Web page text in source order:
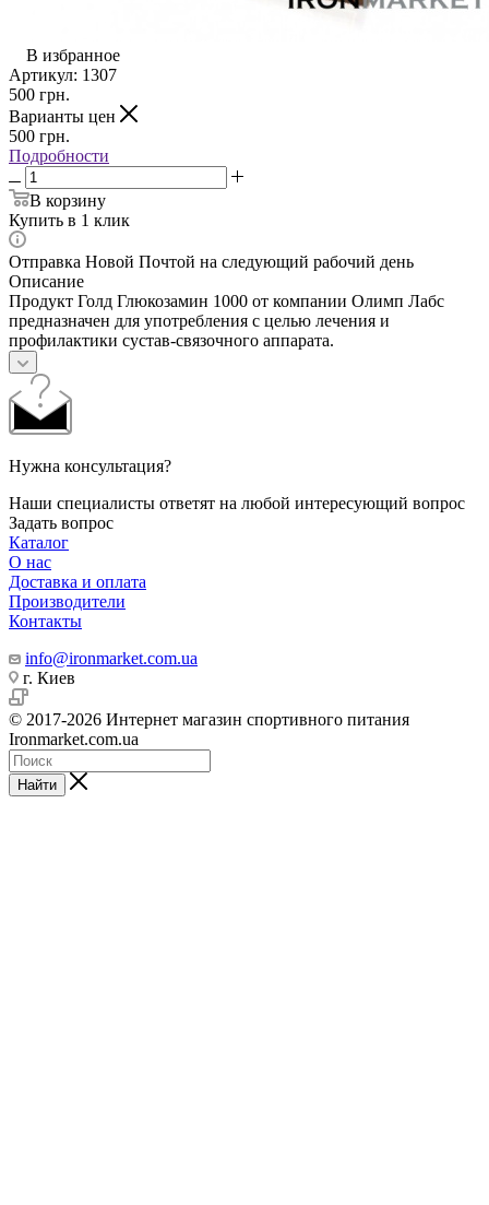
В избранное
Артикул: 1307
500 грн.
Варианты цен
500 грн.
Подробности
В корзину
Купить в 1 клик
Отправка Новой Почтой на следующий рабочий день
Описание
Продукт Голд Глюкозамин 1000 от компании Олимп Лабс
предназначен для употребления с целью лечения и
профилактики сустав-связочного аппарата.
Нужна консультация?
Наши специалисты ответят на любой интересующий вопрос
Задать вопрос
Каталог
О нас
Доставка и оплата
Производители
Контакты
info@ironmarket.com.ua
г. Киев
© 2017-2026 Интернет магазин спортивного питания
Ironmarket.com.ua
Найти